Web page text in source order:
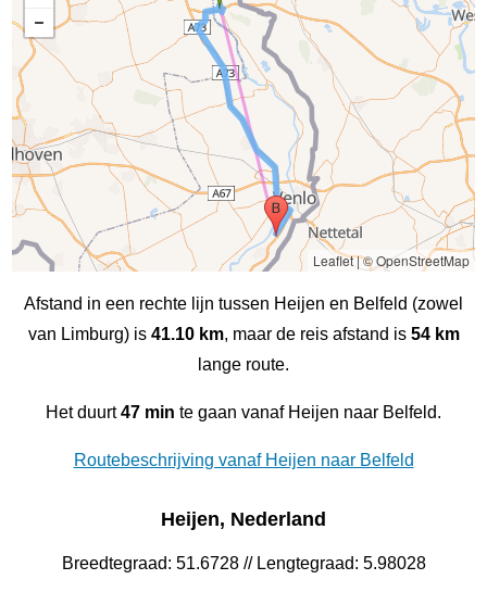
Leaflet|© OpenStreetMap
Afstand in een rechte lijn tussen Heijen en Belfeld (zowel
van Limburg) is 41.10 km, maar de reis afstand is 54 km
lange route.
Het duurt47 min te gaan vanaf Heijen naar Belfeld.
Routebeschrijving vanaf Heijen naar Belfeld
Heijen, Nederland
Breedtegraad: 51.6728 // Lengtegraad: 5.98028